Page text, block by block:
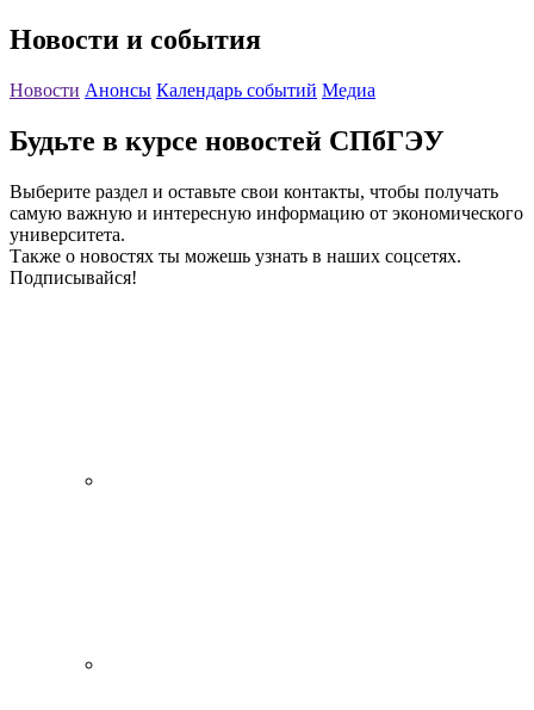
Новости и события
Новости Анонсы Календарь событий Медиа
Будьте в курсе новостей СПбГЭУ
Выберите раздел и оставьте свои контакты, чтобы получать
самую важную и интересную информацию от экономического
университета.
Также о новостях ты можешь узнать в наших соцсетях.
Подписывайся!